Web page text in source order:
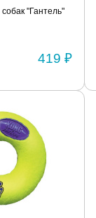
"Гантель"
419 ₽